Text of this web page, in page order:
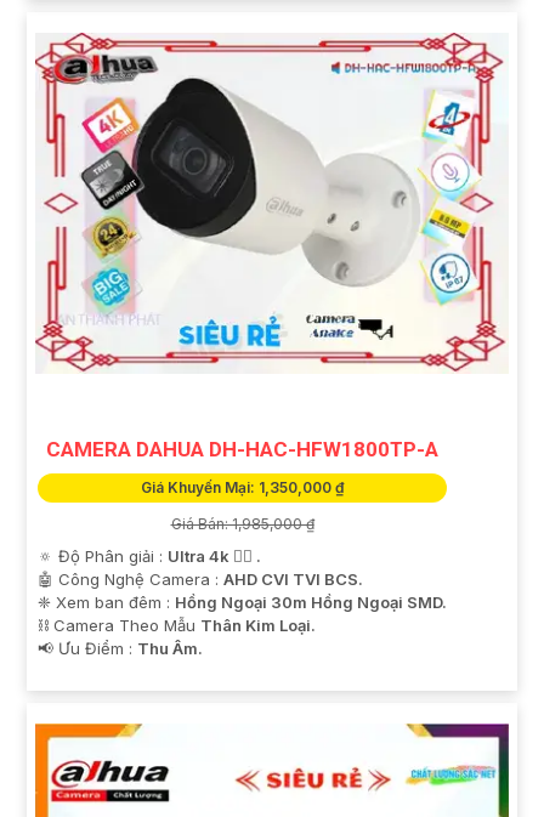
CAMERA DAHUA DH-HAC-HFW1800TP-A
Giá Khuyến Mại: 1,350,000 ₫
Giá Bán: 1,985,000 ₫
🔅 Độ Phân giải : Ultra 4k 👍🏾 .
🤖️ Công Nghệ Camera : AHD CVI TVI BCS.
❈ Xem ban đêm : Hồng Ngoại 30m Hồng Ngoại SMD.
⛓ Camera Theo Mẫu Thân Kim Loại.
️📢 Ưu Điểm : Thu Âm.